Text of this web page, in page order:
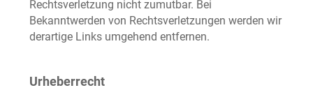
Rechtsverletzung nicht zumutbar. Bei
Bekanntwerden von Rechtsverletzungen werden wir
derartige Links umgehend entfernen.
Urheberrecht